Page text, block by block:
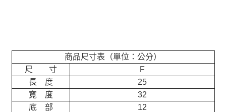
商品尺寸表（單位：公分）
尺 寸
F
長 度
25
寬 度
32
底 部
12